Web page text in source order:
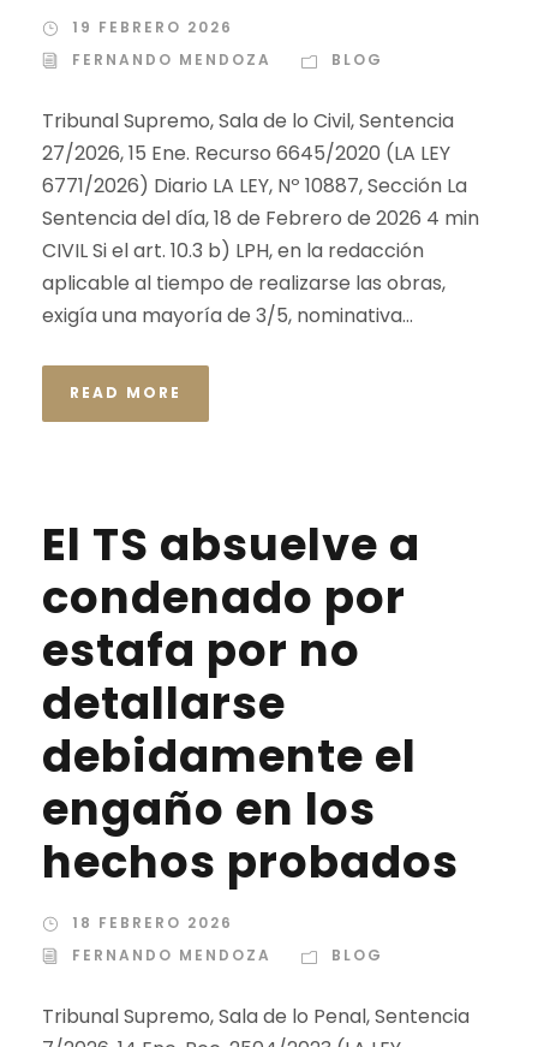
19 FEBRERO 2026
FERNANDO MENDOZA
BLOG
Tribunal Supremo, Sala de lo Civil, Sentencia
27/2026, 15 Ene. Recurso 6645/2020 (LA LEY
6771/2026) Diario LA LEY, Nº 10887, Sección La
Sentencia del día, 18 de Febrero de 2026 4 min
CIVIL Si el art. 10.3 b) LPH, en la redacción
aplicable al tiempo de realizarse las obras,
exigía una mayoría de 3/5, nominativa...
READ MORE
El TS absuelve a
condenado por
estafa por no
detallarse
debidamente el
engaño en los
hechos probados
18 FEBRERO 2026
FERNANDO MENDOZA
BLOG
Tribunal Supremo, Sala de lo Penal, Sentencia